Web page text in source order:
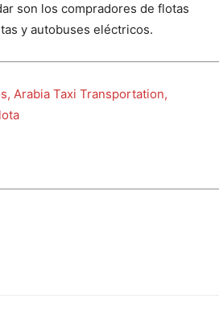
son los compradores de flotas
y autobuses eléctricos.
Arabia Taxi Transportation,